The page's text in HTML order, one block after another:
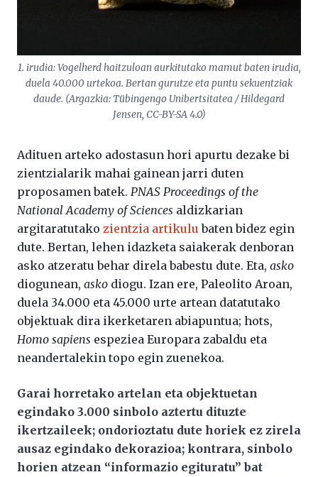
1. irudia: Vogelherd haitzuloan aurkitutako mamut baten irudia,
duela 40.000 urtekoa. Bertan gurutze eta puntu sekuentziak
daude. (Argazkia: Tübingengo Unibertsitatea / Hildegard
Jensen, CC-BY-SA 4.0)
Adituen arteko adostasun hori apurtu dezake bi
zientzialarik mahai gainean jarri duten
proposamen batek. PNAS Proceedings of the
National Academy of Sciences aldizkarian
argitaratutako zientzia artikulu baten bidez egin
dute. Bertan, lehen idazketa saiakerak denboran
asko atzeratu behar direla babestu dute. Eta, asko
diogunean, asko diogu. Izan ere, Paleolito Aroan,
duela 34.000 eta 45.000 urte artean datatutako
objektuak dira ikerketaren abiapuntua; hots,
Homo sapiens espeziea Europara zabaldu eta
neandertalekin topo egin zuenekoa.
Garai horretako artelan eta objektuetan
egindako 3.000 sinbolo aztertu dituzte
ikertzaileek; ondorioztatu dute horiek ez zirela
ausaz egindako dekorazioa; kontrara, sinbolo
horien atzean “informazio egituratu” bat